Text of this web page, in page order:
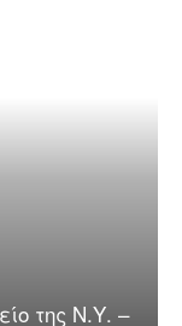
της Ν.Υ. –